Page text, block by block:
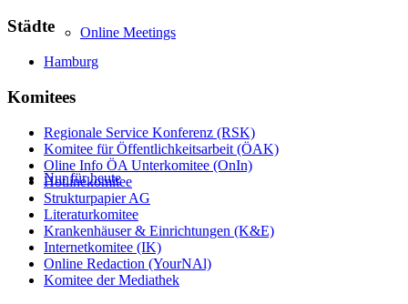
Online Meetings
Nur für heute
Städte
Hamburg
Komitees
Regionale Service Konferenz (RSK)
Komitee für Öffentlichkeitsarbeit (ÖAK)
Oline Info ÖA Unterkomitee (OnIn)
Hotlinekomitee
Strukturpapier AG
Literaturkomitee
Krankenhäuser & Einrichtungen (K&E)
Internetkomitee (IK)
Online Redaction (YourNAl)
Komitee der Mediathek